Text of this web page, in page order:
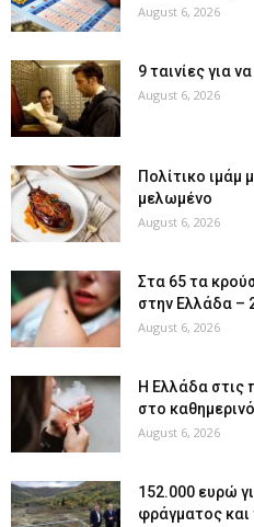
August 6, 2026
9 ταινίες για
August 6, 2026
Πολίτικο ιμάμ
μελωμένο
August 6, 2026
Στα 65 τα
στην Ελλάδα –
August 6, 2026
Η Ελλάδα στις
στο
August 6, 2026
152.000 ευρώ
φράγματος και